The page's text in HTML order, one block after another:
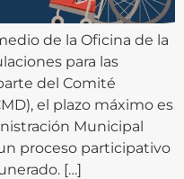
de la Oficina de la
para las
del Comité
el plazo máximo es
Municipal
proceso participativo
[…]